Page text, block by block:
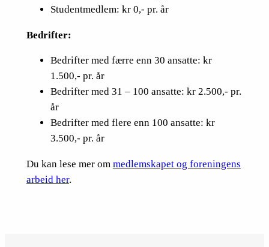
Studentmedlem: kr 0,- pr. år
Bedrifter:
Bedrifter med færre enn 30 ansatte: kr
1.500,- pr. år
Bedrifter med 31 – 100 ansatte: kr 2.500,- pr.
år
Bedrifter med flere enn 100 ansatte: kr
3.500,- pr. år
Du kan lese mer om medlemskapet og foreningens
arbeid her.